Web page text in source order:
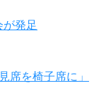
が発足
席を椅子席に」